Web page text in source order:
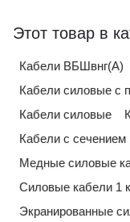
Этот товар в
Кабели ВБШвнг(А)
Кабели силовые с
Кабели силовые
Кабели с
Медные силовые
Силовые кабели 1
Экранированные